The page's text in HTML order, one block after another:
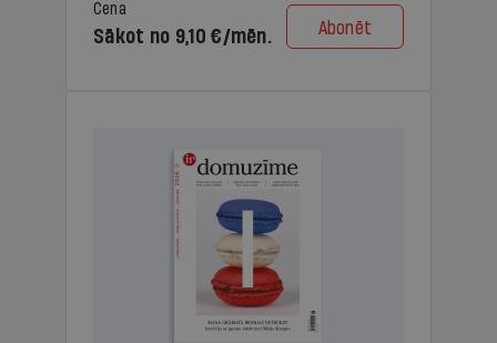
Cena
Sākot no 9,10 €/mēn. Abonēt